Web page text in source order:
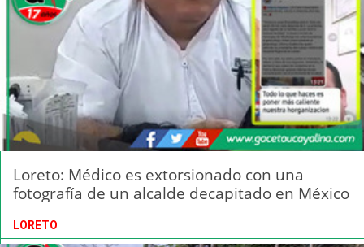
Loreto: Médico es extorsionado con una
fotografía de un alcalde decapitado en México
LORETO